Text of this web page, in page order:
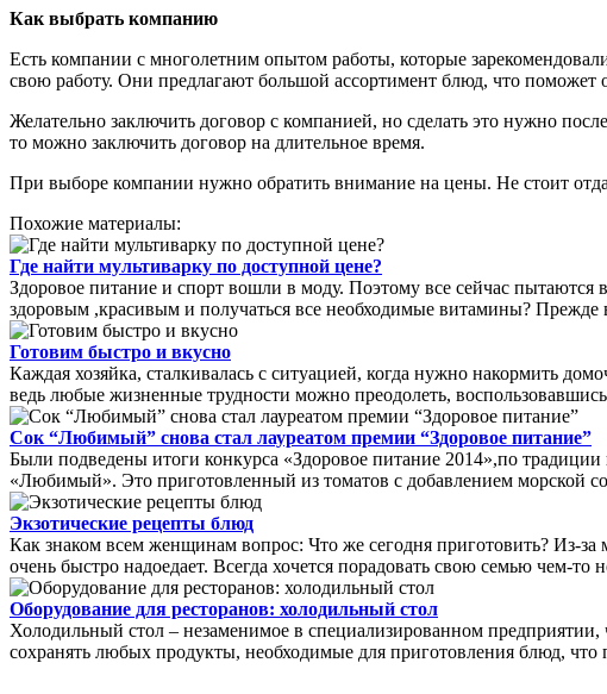
Как выбрать компанию
Есть компании с многолетним опытом работы, которые
свою работу. Они предлагают большой ассортимент блюд, что поможет
Желательно заключить договор с компанией, но сделать это нужно
то можно заключить договор на длительное время.
При выборе компании нужно обратить внимание на цены. Не стоит
Похожие материалы:
Где найти мультиварку по доступной цене?
Здоровое питание и спорт вошли в моду. Поэтому все сейчас
здоровым ,красивым и получаться все необходимые витамины? Прежде
Готовим быстро и вкусно
Каждая хозяйка, сталкивалась с ситуацией, когда нужно накормить
ведь любые жизненные трудности можно преодолеть,
Сок “Любимый” снова стал лауреатом премии “Здоровое питание”
Были подведены итоги конкурса «Здоровое питание 2014»,по
«Любимый». Это приготовленный из томатов с добавлением морской
Экзотические рецепты блюд
Как знаком всем женщинам вопрос: Что же сегодня приготовить? Из-
очень быстро надоедает. Всегда хочется порадовать свою семью чем-то
Оборудование для ресторанов: холодильный стол
Холодильный стол – незаменимое в специализированном предприятии,
сохранять любых продукты, необходимые для приготовления блюд,